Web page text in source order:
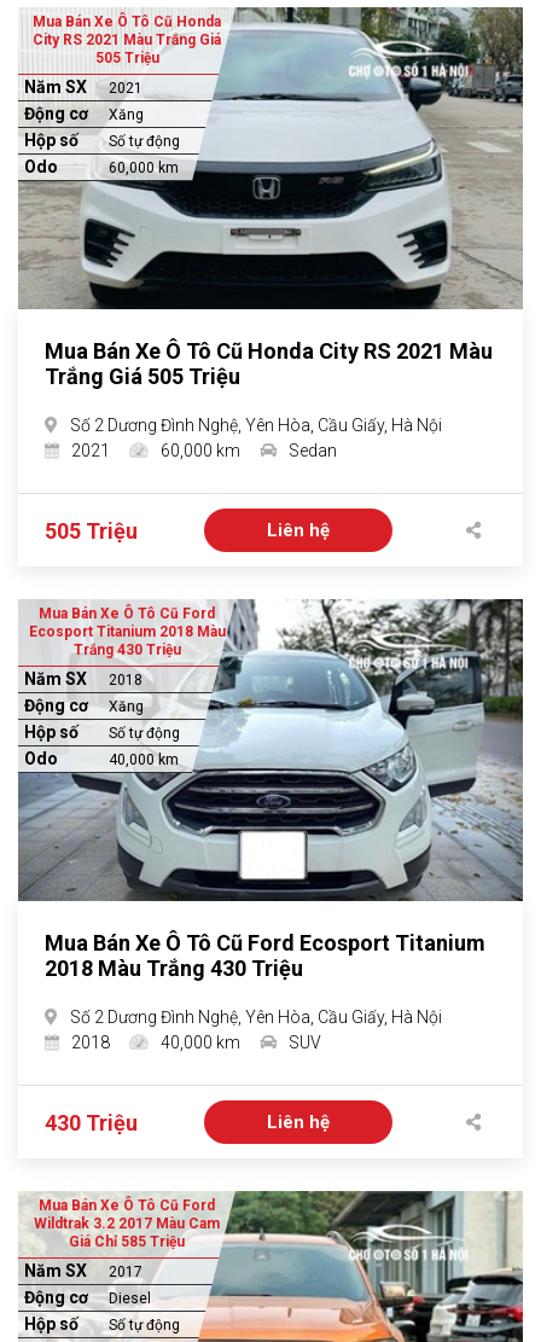
Mua Bán Xe Ô Tô Cũ Honda
City RS 2021 Màu Trắng Giá
505 Triệu
Năm SX 2021
Động cơ Xăng
Hộp số Số tự động
Odo 60,000 km
Mua Bán Xe Ô Tô Cũ Honda City RS 2021 Màu
Trắng Giá 505 Triệu
Số 2 Dương Đình Nghệ, Yên Hòa, Cầu Giấy, Hà Nội
2021
60,000 km Sedan
505 Triệu Liên hệ
Mua Bán Xe Ô Tô Cũ Ford
Ecosport Titanium 2018 Màu
Trắng 430 Triệu
Năm SX 2018
Động cơ Xăng
Hộp số Số tự động
Odo 40,000 km
Mua Bán Xe Ô Tô Cũ Ford Ecosport Titanium
2018 Màu Trắng 430 Triệu
Số 2 Dương Đình Nghệ, Yên Hòa, Cầu Giấy, Hà Nội
2018
40,000 km SUV
430 Triệu Liên hệ
Mua Bán Xe Ô Tô Cũ Ford
Wildtrak 3.2 2017 Màu Cam
Giá Chỉ 585 Triệu
Năm SX 2017
Động cơ Diesel
Hộp số Số tự động